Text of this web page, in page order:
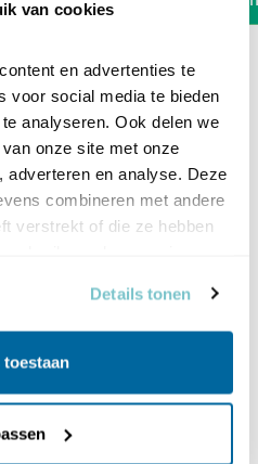
van cookies
en advertenties te
voor social media te bieden
analyseren. Ook delen we
onze site met onze
adverteren en analyse. Deze
combineren met andere
verstrekt of die ze hebben
Details tonen
FILMPJE